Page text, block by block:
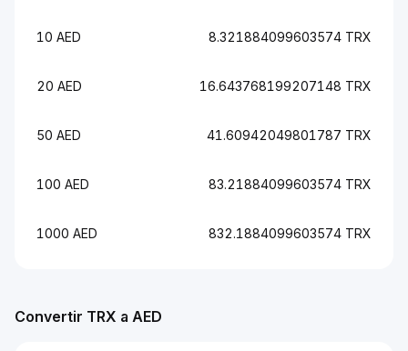
Convertir TRX a AED
10 AED 8.321884099603574 TRX
20 AED 16.643768199207148 TRX
50 AED 41.60942049801787 TRX
100 AED 83.21884099603574 TRX
1000 AED 832.1884099603574 TRX